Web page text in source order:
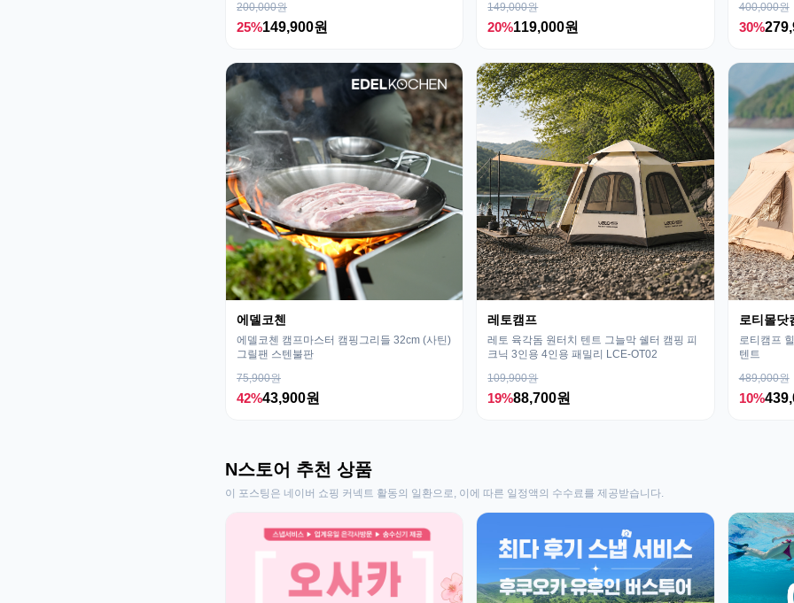
200,000원
25%149,900원
149,000원
20%119,000원
400,000원
30%
에델코첸
에델코첸 캠프마스터 캠핑그리들 32cm (사틴)
그릴팬 스텐불판
75,900원
42%43,900원
레토캠프
레토 육각돔 원터치 텐트 그늘막 쉘터 캠핑 피
크닉 3인용 4인용 패밀리 LCE-OT02
109,900원
19%88,700원
로티몰닷
로티캠프
텐트
489,000원
10%
N스토어 추천 상품
이 포스팅은 네이버 쇼핑 커넥트 활동의 일환으로, 이에 따른 일정액의 수수료를 제공받습니다.